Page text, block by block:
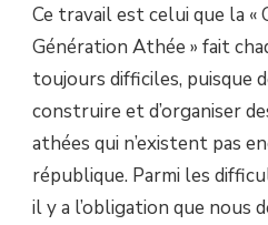
Ce travail est celui que la «
Génération Athée » fait
toujours difficiles, puisque
construire et d’organiser
athées qui n’existent pas
république. Parmi les
il y a l’obligation que nous